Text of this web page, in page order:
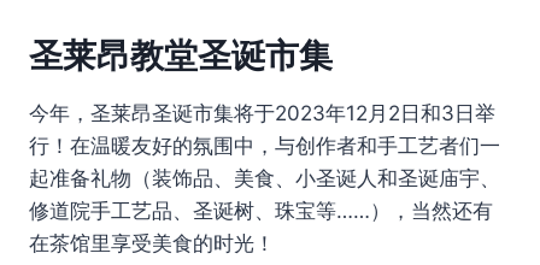
圣莱昂教堂圣诞市集
今年，圣莱昂圣诞市集将于2023年12月2日和3日举
行！在温暖友好的氛围中，与创作者和手工艺者们一
起准备礼物（装饰品、美食、小圣诞人和圣诞庙宇、
修道院手工艺品、圣诞树、珠宝等……），当然还有
在茶馆里享受美食的时光！